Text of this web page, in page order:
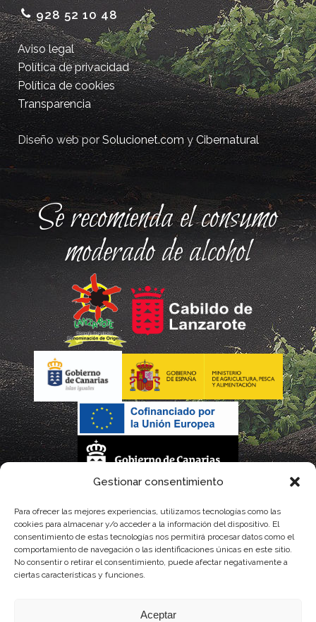
Gestionar consentimiento
Para ofrecer las mejores experiencias, utilizamos tecnologías como las
cookies para almacenar y/o acceder a la información del dispositivo. El
consentimiento de estas tecnologías nos permitirá procesar datos como el
comportamiento de navegación o las identificaciones únicas en este sitio.
No consentir o retirar el consentimiento, puede afectar negativamente a
ciertas características y funciones.
Aceptar
928 52 10 48
Aviso legal
Política de privacidad
Política de cookies
Transparencia
Diseño web porSolucionet.comyCibernatural
Se recomienda el consumo
moderado de alcohol
parcialmente, por el Gobierno de Canarias
con fondos provenientes del presupuesto de gastos del Instituto Canario de
Calidad Agroalimentaria